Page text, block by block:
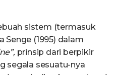
sistem (termasuk
Senge (1995) dalam
prinsip dari berpikir
segala sesuatu-nya